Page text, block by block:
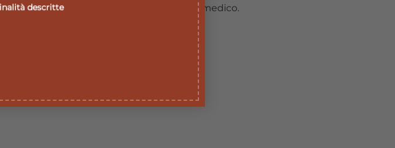
descritte
farmaci, è opportuno sentire il parere delmedico.